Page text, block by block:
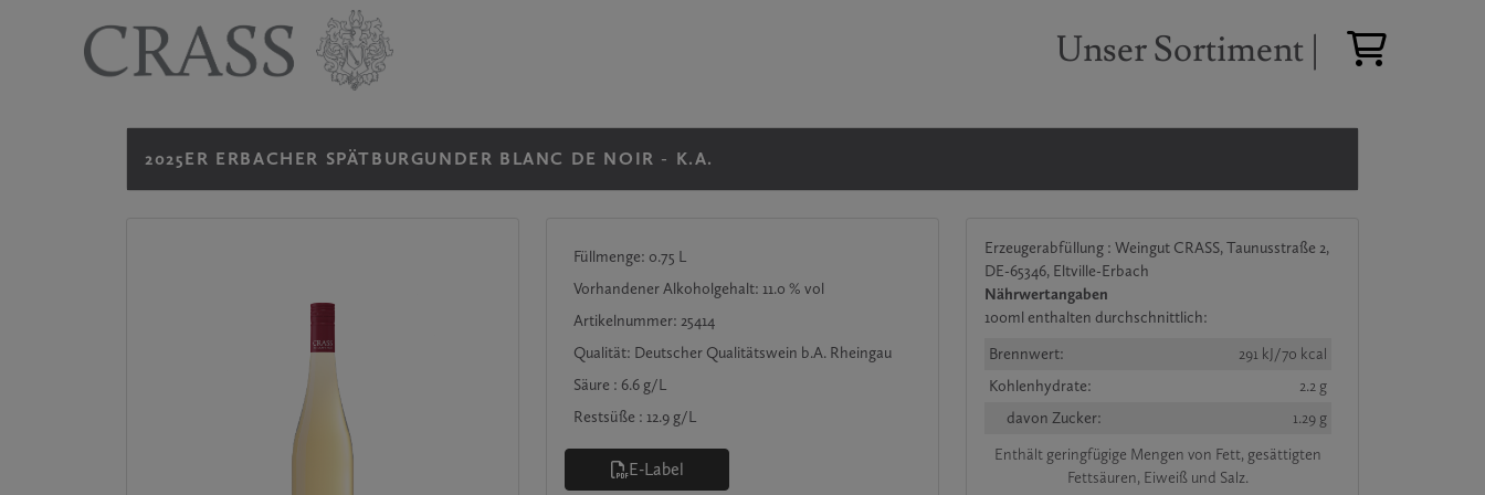
Unser Sortiment |
2025ER ERBACHER SPÄTBURGUNDER BLANC DE NOIR - K.A.
Füllmenge: 0.75 L
Vorhandener Alkoholgehalt: 11.0 % vol
Artikelnummer: 25414
Qualität: Deutscher Qualitätswein b.A. Rheingau
Säure : 6.6 g/L
Restsüße : 12.9 g/L
Land: Deutschland
Jahrgang: 2025
E-Label
Erzeugerabfüllung : Weingut CRASS, Taunusstraße 2,
DE-65346, Eltville-Erbach
Nährwertangaben
100ml enthalten durchschnittlich:
Brennwert:
291 kJ/70 kcal
Kohlenhydrate:
2.2 g
davon Zucker:
1.29 g
Enthält geringfügige Mengen von Fett, gesättigten
Fettsäuren, Eiweiß und Salz.